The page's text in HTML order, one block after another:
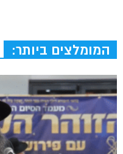
המומלצים ביותר: